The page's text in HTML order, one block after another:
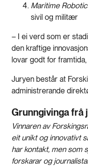
Maritime
sivil og militær
– I ei verd som er
den kraftige
lovar godt for
Juryen består at
administrerande
Grunngivinga frå
Vinnaren av
eit unikt og innovativt
har kontakt, men som
forskarar og